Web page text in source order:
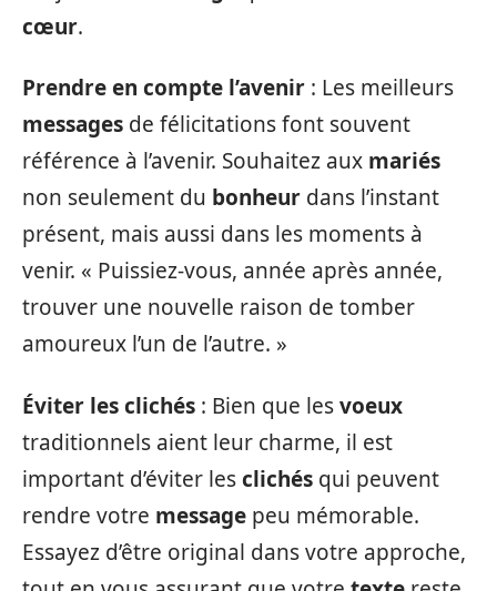
cœur.
Prendre en compte l’avenir : Les meilleurs
messages de félicitations font souvent
référence à l’avenir. Souhaitez aux mariés
non seulement du bonheur dans l’instant
présent, mais aussi dans les moments à
venir. « Puissiez-vous, année après année,
trouver une nouvelle raison de tomber
amoureux l’un de l’autre. »
Éviter les clichés : Bien que lesvoeux
traditionnels aient leur charme, il est
important d’éviter lesclichés qui peuvent
rendre votre message peu mémorable.
Essayez d’être original dans votre approche,